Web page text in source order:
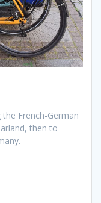
French-German
then to